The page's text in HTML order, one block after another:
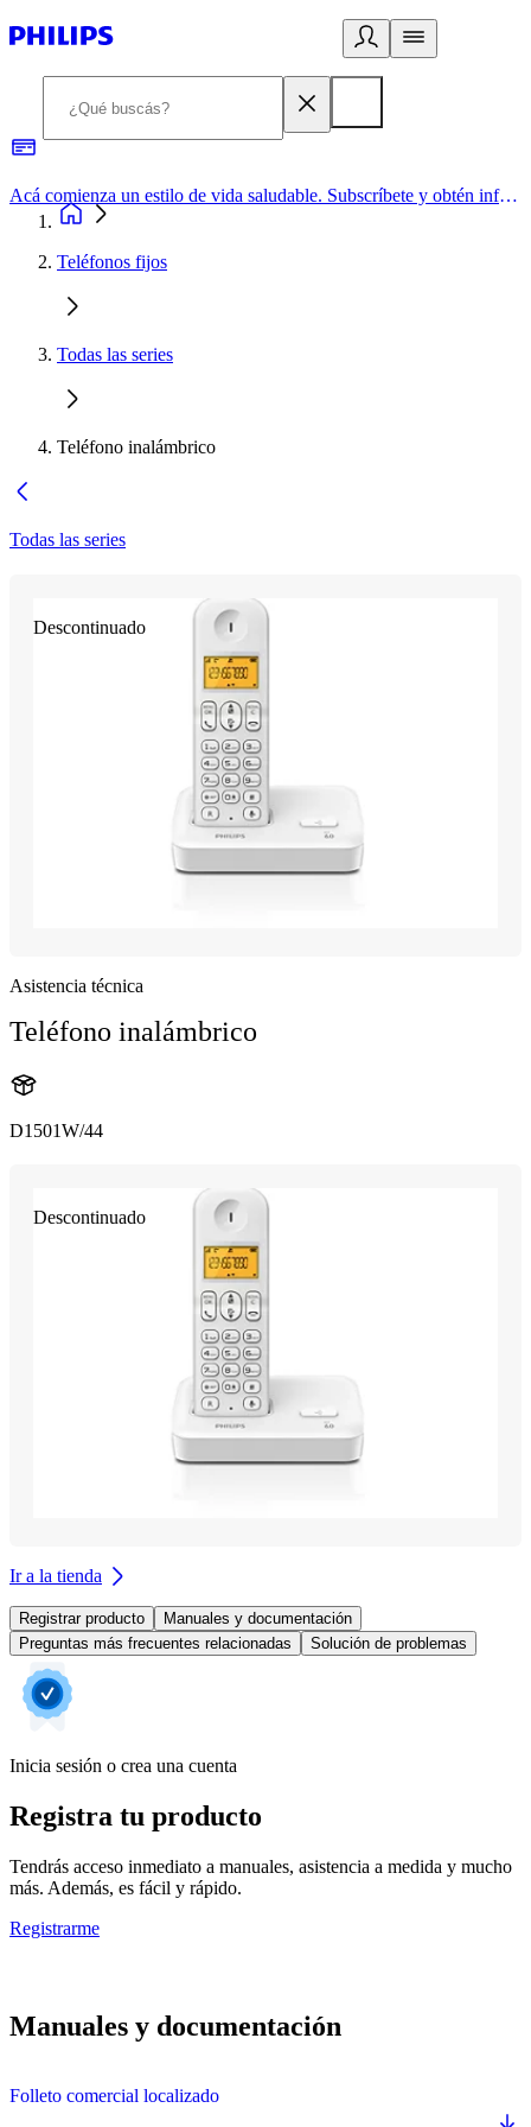
Acá comienza un estilo de vida saludable. Subscríbete y obtén información de primera mano
Teléfonos fijos
Todas las series
Teléfono inalámbrico
Todas las series
Descontinuado
Asistencia técnica
Teléfono inalámbrico
D1501W/44
Descontinuado
Ir a la tienda
Registrar producto
Manuales y documentación
Preguntas más frecuentes relacionadas
Solución de problemas
Inicia sesión o crea una cuenta
Registra tu producto
Tendrás acceso inmediato a manuales, asistencia a medida y mucho
más. Además, es fácil y rápido.
Registrarme
Manuales y documentación
Folleto comercial localizado